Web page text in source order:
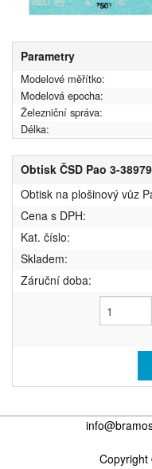
Parametry
Modelové měřítko:
Modelová epocha:
Železniční správa:
Délka:
Obtisk ČSD Pao 3-
Obtisk na plošinový vůz
Cena s DPH:
Kat. číslo:
Skladem:
Záruční doba:
Copyright